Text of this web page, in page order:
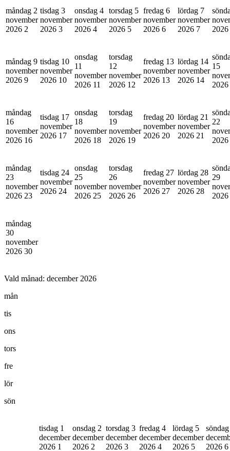
måndag 2
november
2026 2
tisdag 3
november
2026 3
onsdag 4
november
2026 4
torsdag 5
november
2026 5
fredag 6
november
2026 6
lördag 7
november
2026 7
2026
måndag 9
november
2026 9
tisdag 10
november
2026 10
onsdag
11
november
2026 11
torsdag
12
november
2026 12
fredag 13
november
2026 13
lördag 14
november
2026 14
15
2026
måndag
16
november
2026 16
tisdag 17
november
2026 17
onsdag
18
november
2026 18
torsdag
19
november
2026 19
fredag 20
november
2026 20
lördag 21
november
2026 21
22
2026
måndag
23
november
2026 23
tisdag 24
november
2026 24
onsdag
25
november
2026 25
torsdag
26
november
2026 26
fredag 27
november
2026 27
lördag 28
november
2026 28
29
2026
måndag
30
november
2026 30
Vald månad: december 2026
mån
tis
ons
tors
fre
lör
sön
tisdag 1
december
2026 1
onsdag 2
december
2026 2
torsdag 3
december
2026 3
fredag 4
december
2026 4
lördag 5
december
2026 5
2026 6